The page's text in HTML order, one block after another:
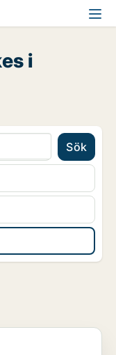
i
Sök
i Varberg